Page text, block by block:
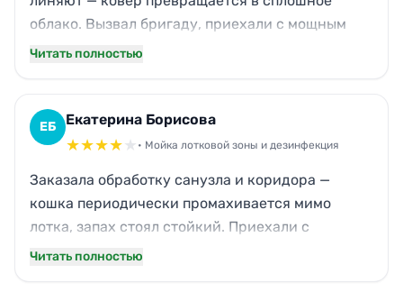
облако. Вызвал бригаду, приехали с мощным
пылесосом и пароочистителем. Обработали
дышится. Точно обратимся ещё.
Читать полностью
ЕБ Екатерина Борисова
★★★★★ • Мойка лотковой зоны и дезинфекция
Заказала обработку санузла и коридора —
кошка периодически промахивается мимо
лотка, запах стоял стойкий. Приехали с
задержкой минут на двадцать, но
Читать полностью